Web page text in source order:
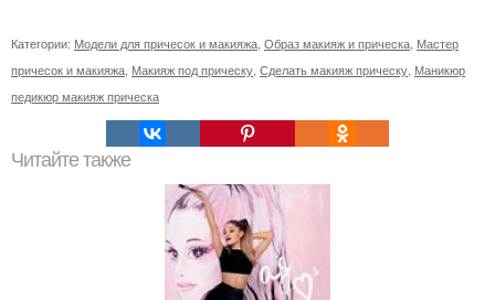
Категории: Модели для причесок и макияжа Образ макияж и прическа Мастер
причесок и макияжа Макияж под прическу Сделать макияж прическу Маникюр
педикюр макияж прическа
Читайте также